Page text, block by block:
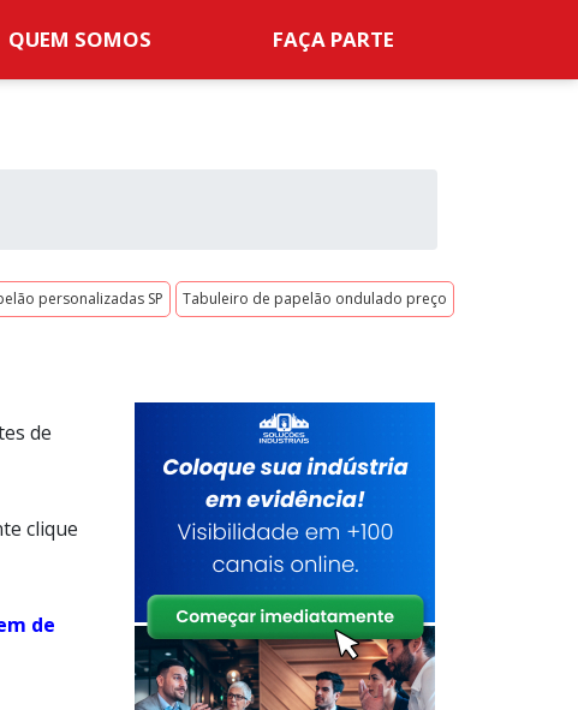
QUEM SOMOS FAÇA PARTE
personalizadas SP Tabuleiro de papelão ondulado preço
de
clique
de